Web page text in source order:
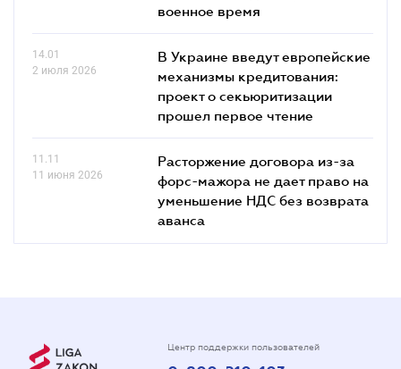
военное время
14.01
2 июля 2026
В Украине введут европейские
механизмы кредитования:
проект о секьюритизации
прошел первое чтение
11.11
11 июня 2026
Расторжение договора из-за
форс-мажора не дает право на
уменьшение НДС без возврата
аванса
Центр поддержки пользователей